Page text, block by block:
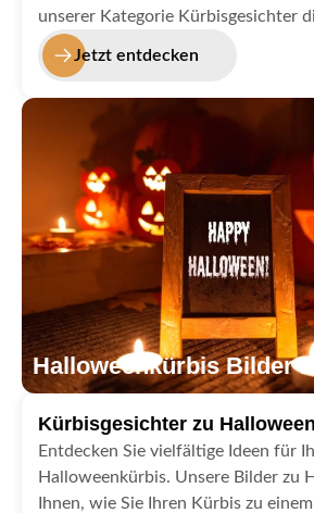
unserer Kategorie Kürbisgesichter
Vorlage und Muster zum Schnitzen
Kürbisgesichtern.
Jetzt entdecken
Halloweenkürbis Bilder
Dekorationen
Kürbisgesichter zu
Schnitzen
Entdecken Sie vielfältige Ideen für
Halloweenkürbis. Unsere Bilder zu
Ihnen, wie Sie Ihren Kürbis zu